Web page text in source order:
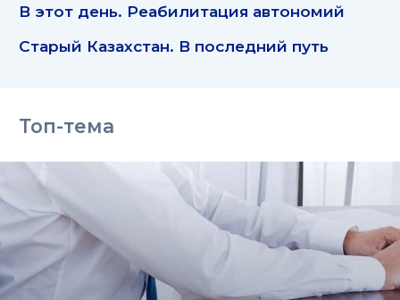
В этот день. Реабилитация автономий
Старый Казахстан. В последний путь
Топ-тема